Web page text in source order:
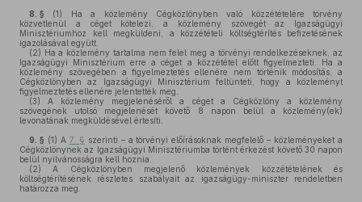
8. § (1)
Ha a közlemény Cégközlönyben való közzétételére törvény
közvetlenül a céget kötelezi, a közlemény szövegét az Igazságügyi
Minisztériumhoz kell megküldeni, a közzétételi költségtérítés befizetésének
igazolásával együtt.
(2) Ha a közlemény tartalma nem felel meg a törvényi rendelkezéseknek, az
Igazságügyi Minisztérium erre a céget a közzététel előtt figyelmezteti. Ha a
közlemény szövegében a figyelmeztetés ellenére nem történik módosítás, a
Cégközlönyben az Igazságügyi Minisztérium feltünteti, hogy a közleményt
figyelmeztetés ellenére jelentették meg.
(3) A közlemény megjelenéséről a céget a Cégközlöny a közlemény
szövegének utolsó megjelenését követő 8 napon belül a közlemény(ek)
levonatának megküldésével értesíti.
9. § (1) A 7. § szerinti – a törvényi előírásoknak megfelelő – közleményeket a
Cégközlönynek az Igazságügyi Minisztériumba történt érkezést követő 30 napon
belül nyilvánosságra kell hoznia.
(2) A Cégközlönyben megjelenő közlemények közzétételének és
költségtérítésének részletes szabályait az igazságügy-miniszter rendeletben
határozza meg.